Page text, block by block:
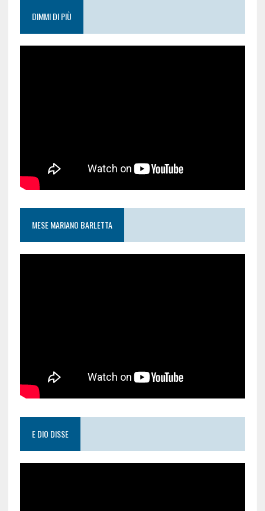
DIMMI DI PIÙ
MESE MARIANO BARLETTA
E DIO DISSE